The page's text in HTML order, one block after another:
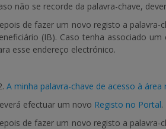
não se recorde da palavra-chave,
de fazer um novo registo a
(IB). Caso tenha associado
esse endereço electrónico.
A minha palavra-chave de acesso à
efectuar um novo Registo no Portal.
de fazer um novo registo a